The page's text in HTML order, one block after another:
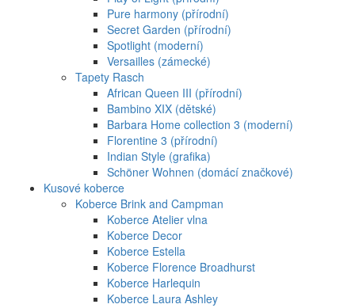
Pure harmony (přírodní)
Secret Garden (přírodní)
Spotlight (moderní)
Versailles (zámecké)
Tapety Rasch
African Queen III (přírodní)
Bambino XIX (dětské)
Barbara Home collection 3 (moderní)
Florentine 3 (přírodní)
Indian Style (grafika)
Schöner Wohnen (domácí značkové)
Kusové koberce
Koberce Brink and Campman
Koberce Atelier vlna
Koberce Decor
Koberce Estella
Koberce Florence Broadhurst
Koberce Harlequin
Koberce Laura Ashley